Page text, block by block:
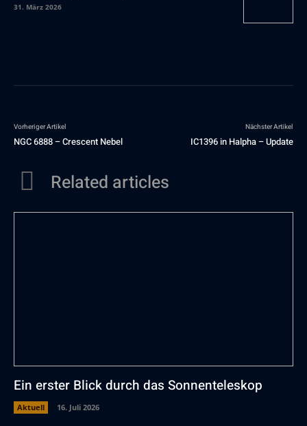
31. März 2026
Vorheriger Artikel
NGC 6888 – Crescent Nebel
Nächster Artikel
IC1396 in Halpha – Update
Related articles
Ein erster Blick durch das Sonnenteleskop
Aktuell 16. Juli 2026